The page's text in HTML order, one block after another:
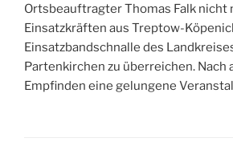
Ortsbeauftragter Thomas Falk nicht
Einsatzkräften aus Treptow-
Einsatzbandschnalle des
Partenkirchen zu überreichen. Nach
Empfinden eine gelungene